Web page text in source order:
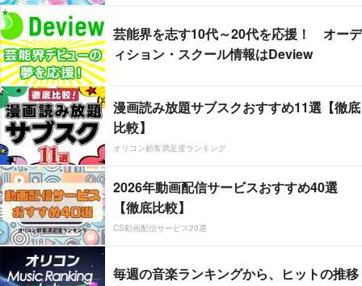
芸能界を志す10代～20代を応援！ オーデ
ィション・スクール情報はDeview
漫画読み放題サブスクおすすめ11選【徹底
比較】
オリコン顧客満足度ランキング
2026年動画配信サービスおすすめ40選
【徹底比較】
CS動画配信サービス20選
毎週の音楽ランキングから、ヒットの推移